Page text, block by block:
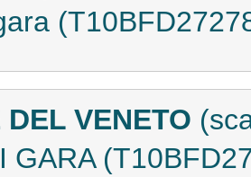
DEL VENETO
GARA